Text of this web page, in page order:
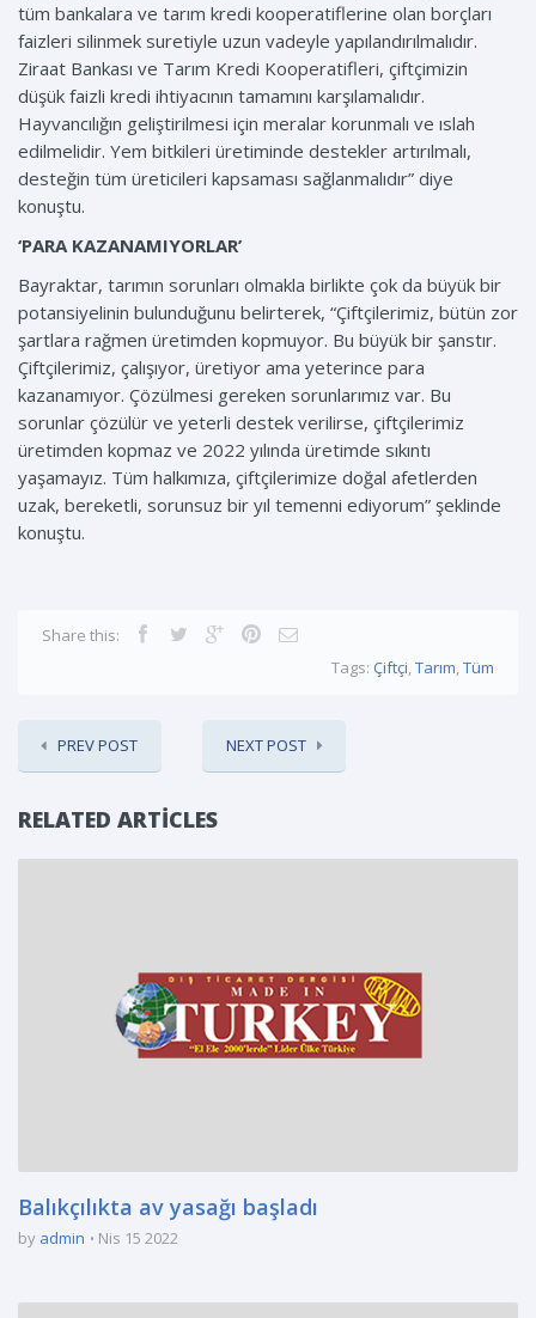
tüm bankalara ve tarım kredi kooperatiflerine olan borçları
faizleri silinmek suretiyle uzun vadeyle yapılandırılmalıdır.
Ziraat Bankası ve Tarım Kredi Kooperatifleri, çiftçimizin
düşük faizli kredi ihtiyacının tamamını karşılamalıdır.
Hayvancılığın geliştirilmesi için meralar korunmalı ve ıslah
edilmelidir. Yem bitkileri üretiminde destekler artırılmalı,
desteğin tüm üreticileri kapsaması sağlanmalıdır” diye
konuştu.
‘PARA KAZANAMIYORLAR’
Bayraktar, tarımın sorunları olmakla birlikte çok da büyük bir
potansiyelinin bulunduğunu belirterek, “Çiftçilerimiz, bütün zor
şartlara rağmen üretimden kopmuyor. Bu büyük bir şanstır.
Çiftçilerimiz, çalışıyor, üretiyor ama yeterince para
kazanamıyor. Çözülmesi gereken sorunlarımız var. Bu
sorunlar çözülür ve yeterli destek verilirse, çiftçilerimiz
üretimden kopmaz ve 2022 yılında üretimde sıkıntı
yaşamayız. Tüm halkımıza, çiftçilerimize doğal afetlerden
uzak, bereketli, sorunsuz bir yıl temenni ediyorum” şeklinde
konuştu.
Share this:
Tags: Çiftçi,Tarım,Tüm
PREV POST NEXT POST
RELATED ARTICLES
Balıkçılıkta av yasağı başladı
by admin Nis 15 2022